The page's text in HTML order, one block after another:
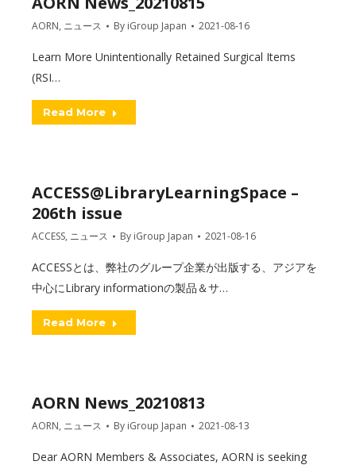
AORN, ニュース By iGroup Japan 2021-08-16
Learn More Unintentionally Retained Surgical Items
(RSI…
Read More
ACCESS@LibraryLearningSpace –
206th issue
ACCESS, ニュース By iGroup Japan 2021-08-16
ACCESSとは、弊社のグループ企業が出版する、アジアを
中心にLibrary informationの製品＆サ…
Read More
AORN News_20210813
AORN, ニュース By iGroup Japan 2021-08-13
Dear AORN Members & Associates, AORN is seeking